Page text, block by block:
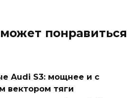
понравиться
Audi S3: мощнее и с
вектором тяги